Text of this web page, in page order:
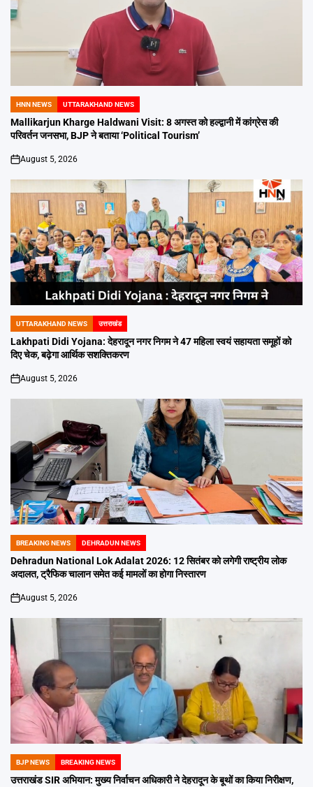
POSTED
IN
HNN NEWS UTTARAKHAND NEWS
Mallikarjun Kharge Haldwani Visit: 8 अगस्त को हल्द्वानी में कांग्रेस की
परिवर्तन जनसभा, BJP ने बताया ‘Political Tourism’
on
August 5, 2026
POSTED
IN
UTTARAKHAND NEWS उत्तराखंड
Lakhpati Didi Yojana: देहरादून नगर निगम ने 47 महिला स्वयं सहायता समूहों को
दिए चेक, बढ़ेगा आर्थिक सशक्तिकरण
on
August 5, 2026
POSTED
IN
BREAKING NEWS DEHRADUN NEWS
Dehradun National Lok Adalat 2026: 12 सितंबर को लगेगी राष्ट्रीय लोक
अदालत, ट्रैफिक चालान समेत कई मामलों का होगा निस्तारण
on
August 5, 2026
POSTED
IN
BJP NEWS BREAKING NEWS
उत्तराखंड SIR अभियान: मुख्य निर्वाचन अधिकारी ने देहरादून के बूथों का किया निरीक्षण,